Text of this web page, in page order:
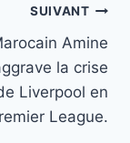
SUIVANT
Amine
la crise
Liverpool en
League.